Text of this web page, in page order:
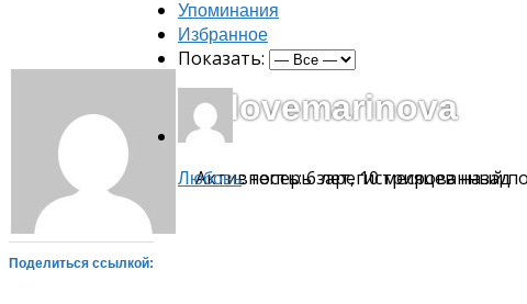
@lovemarinova
Активность: 6 лет, 10 месяцев назад
Упоминания
Избранное
Показать:
Любовь: теперь зарегистрированный
Поделиться ссылкой: